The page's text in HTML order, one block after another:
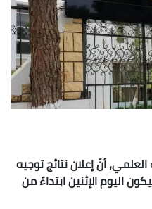
أنّ إعلان نتائج توجيه
اليوم الإثنين ابتداءً من